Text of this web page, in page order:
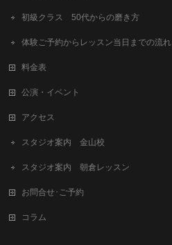
初級クラス 50代からの磨き方
体験ご予約からレッスン当日までの流れ
料金表
公演・イベント
アクセス
スタジオ案内 金山校
スタジオ案内 朝倉レッスン
お問合せ･ご予約
コラム